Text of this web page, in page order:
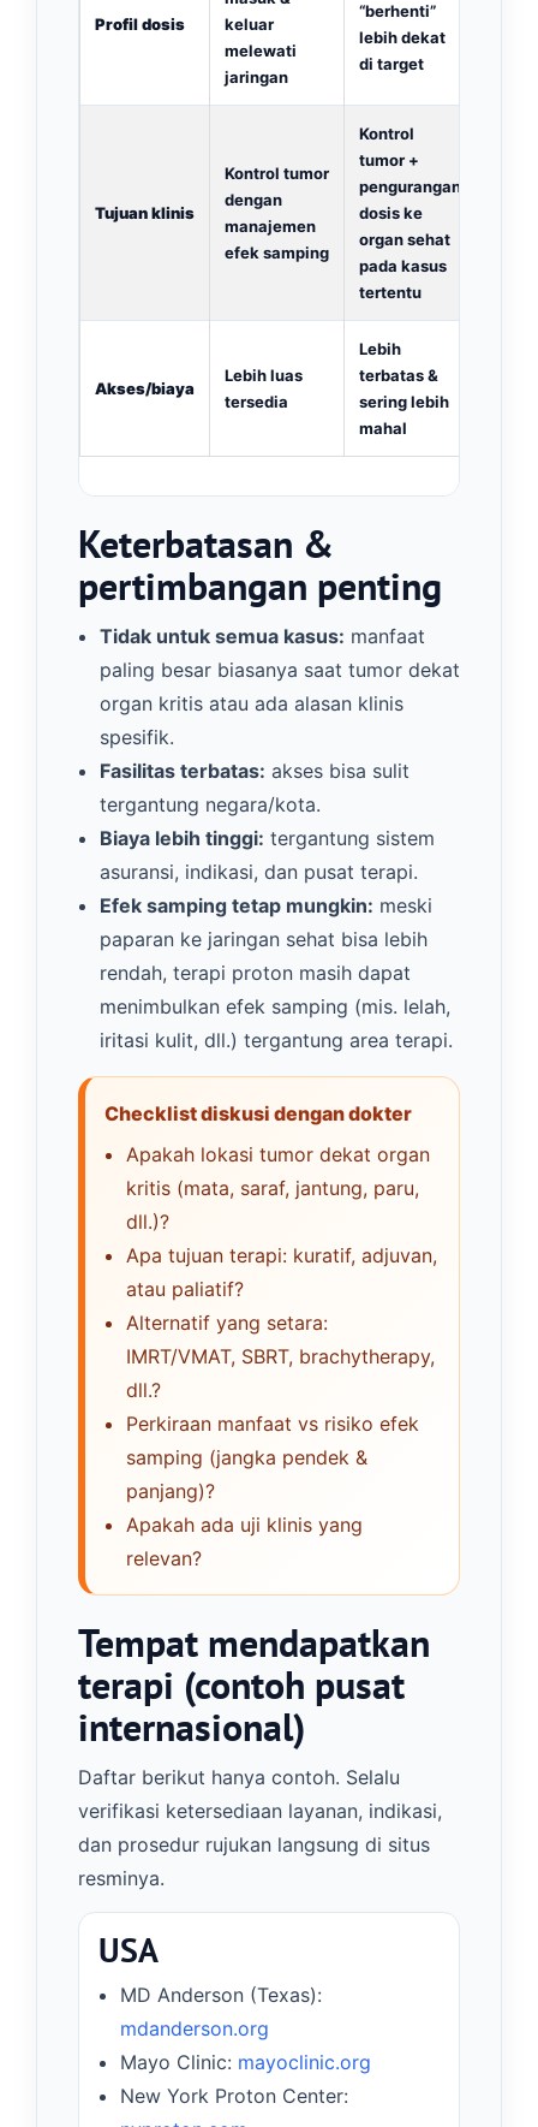
Profil dosis
keluar
melewati
jaringan
“berhenti”
lebih dekat
di target
Tujuan klinis
Kontrol tumor
dengan
manajemen
efek samping
Kontrol
tumor +
pengurangan
dosis ke
organ sehat
pada kasus
tertentu
Akses/biaya
Lebih luas
tersedia
Lebih
terbatas &
sering lebih
mahal
Keterbatasan &
pertimbangan penting
Tidak untuk semua kasus: manfaat
paling besar biasanya saat tumor dekat
organ kritis atau ada alasan klinis
spesifik.
Fasilitas terbatas: akses bisa sulit
tergantung negara/kota.
Biaya lebih tinggi: tergantung sistem
asuransi, indikasi, dan pusat terapi.
Efek samping tetap mungkin: meski
paparan ke jaringan sehat bisa lebih
rendah, terapi proton masih dapat
menimbulkan efek samping (mis. lelah,
iritasi kulit, dll.) tergantung area terapi.
Checklist diskusi dengan dokter
Apakah lokasi tumor dekat organ
kritis (mata, saraf, jantung, paru,
dll.)?
Apa tujuan terapi: kuratif, adjuvan,
atau paliatif?
Alternatif yang setara:
IMRT/VMAT, SBRT, brachytherapy,
dll.?
Perkiraan manfaat vs risiko efek
samping (jangka pendek &
panjang)?
Apakah ada uji klinis yang
relevan?
Tempat mendapatkan
terapi (contoh pusat
internasional)
Daftar berikut hanya contoh. Selalu
verifikasi ketersediaan layanan, indikasi,
dan prosedur rujukan langsung di situs
resminya.
USA
MD Anderson (Texas):
mdanderson.org
Mayo Clinic: mayoclinic.org
New York Proton Center: